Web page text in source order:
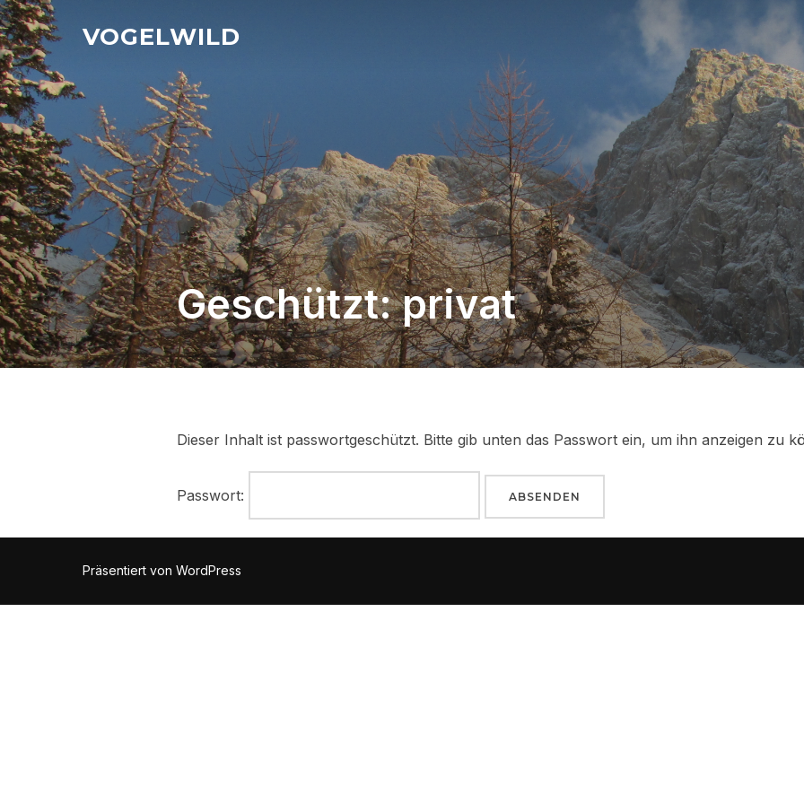
Zu
Inhalten
springen
VOGELWILD
Geschützt: privat
Dieser Inhalt ist passwortgeschützt. Bitte gib unten das Passwort ein, um ihn anzeigen zu
Passwort:
Präsentiert von WordPress